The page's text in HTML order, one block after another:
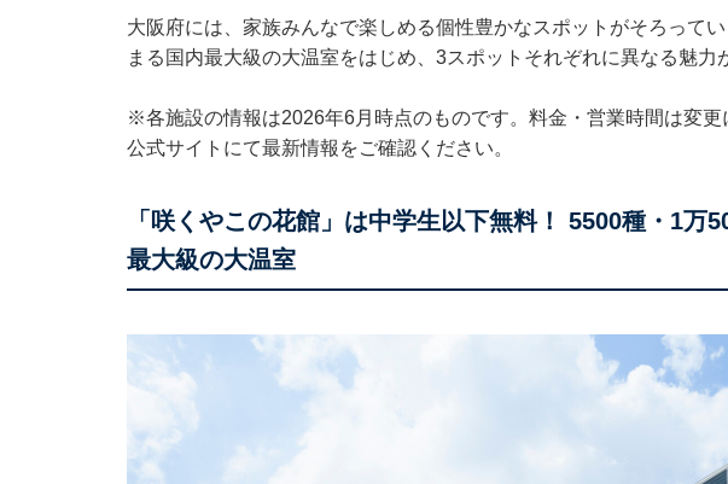
大阪府には、家族みんなで楽しめる個性豊かなスポットがそろって
まる国内最大級の大温室をはじめ、3スポットそれぞれに異なる魅力
※各施設の情報は2026年6月時点のものです。料金・営業時間は変
公式サイトにて最新情報をご確認ください。
「咲くやこの花館」は中学生以下無料！ 5500種・1万
最大級の大温室